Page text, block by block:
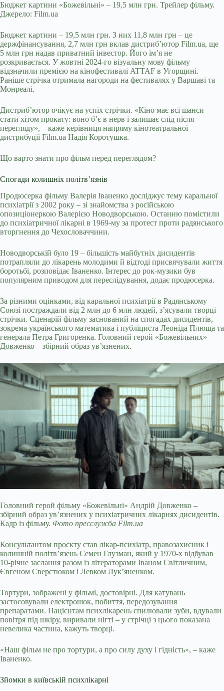
Бюджет картини «Божевільні» – 19,5 млн грн. Трейлер фільму.
Джерело: Film.ua
Бюджет картини – 19,5 млн грн. З них 11,8 млн грн – це
держфінансування, 2,7 млн грн вклав дистрибʼютор Film.ua, ще
5 млн грн надав приватний інвестор. Його імʼя не
розкривається. У жовтні 2024-го візуальну мову фільму
відзначили премією на кінофестивалі ATTAF в Угорщині.
Раніше стрічка отримала нагороди на фестивалях у Варшаві та
Монреалі.
Дистрибʼютор очікує на успіх стрічки. «Кіно має всі шанси
стати хітом прокату: воно б’є в нерв і залишає слід після
перегляду», – каже керівниця напряму кінотеатральної
дистрибуції Film.ua Надія Коротушка.
Що варто знати про фільм перед переглядом?
Спогади колишніх політвʼязнів
Продюсерка фільму Валерія Іваненко досліджує тему каральної
психіатрії з 2002 року – зі знайомства з російською
опозиціонеркою Валерією Новодворською. Останню помістили
до психіатричної лікарні в 1969-му за протест проти радянського
вторгнення до Чехословаччини.
Новодворській було 19 – більшість майбутніх дисидентів
потрапляли до лікарень молодими й відтоді присвячували життя
боротьбі, розповідає Іваненко. Інтерес до рок-музики був
популярним приводом для переслідування, додає продюсерка.
За різними оцінками, від каральної психіатрії в Радянському
Союзі постраждали від 2 млн до 6 млн людей, з’ясували творці
стрічки. Сценарій фільму заснований на спогадах дисидентів,
зокрема українського математика і публіциста Леоніда Плюща та
генерала Петра Григоренка. Головний герой «Божевільних»
Довженко – збірний образ ув’язнених.
Головний герой фільму «Божевільні» Андрій Довженко –
збірний образ ув’язнених у психіатричних лікарнях дисидентів.
Кадр із фільму. Фото пресслужба Film.ua
Консультантом проєкту став лікар-психіатр, правозахисник і
колишній політв’язень Семен Глузман, який у 1970-х відбував
10-річне заслання разом із літераторами Іваном Світличним,
Євгеном Сверстюком і Левком Лукʼяненком.
Тортури, зображені у фільмі, достовірні. Для катувань
застосовували електрошок, побиття, передозування
препаратами. Пацієнтам психлікарень спилювали зуби, вдували
повітря під шкіру, виривали нігті – у стрічці з цього показана
невелика частина, кажуть творці.
«Наш фільм не про тортури, а про силу духу і гідність», – каже
Іваненко.
Зйомки в київській психлікарні